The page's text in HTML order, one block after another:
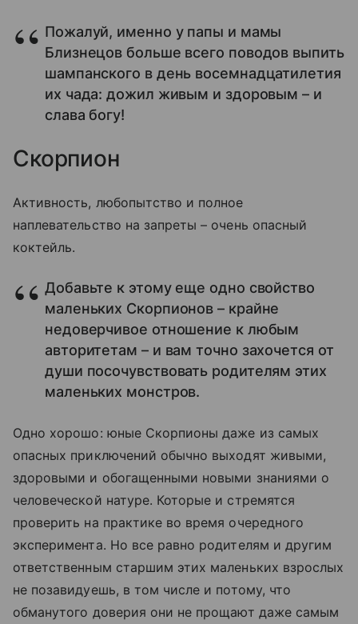
Пожалуй, именно у папы и мамы
Близнецов больше всего поводов выпить
шампанского в день восемнадцатилетия
их чада: дожил живым и здоровым – и
слава богу!
Скорпион
Активность, любопытство и полное
наплевательство на запреты – очень опасный
коктейль.
Добавьте к этому еще одно свойство
маленьких Скорпионов – крайне
недоверчивое отношение к любым
авторитетам – и вам точно захочется от
души посочувствовать родителям этих
маленьких монстров.
Одно хорошо: юные Скорпионы даже из самых
опасных приключений обычно выходят живыми,
здоровыми и обогащенными новыми знаниями о
человеческой натуре. Которые и стремятся
проверить на практике во время очередного
эксперимента. Но все равно родителям и другим
ответственным старшим этих маленьких взрослых
не позавидуешь, в том числе и потому, что
обманутого доверия они не прощают даже самым